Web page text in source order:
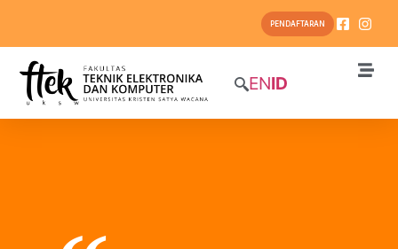
PENDAFTARAN
ENID